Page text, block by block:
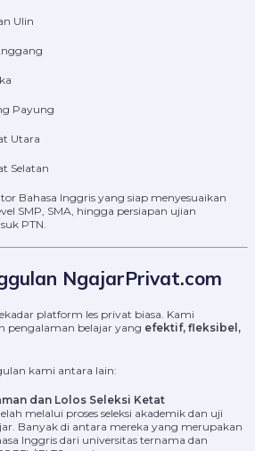
Ulin
Payung
Utara
Selatan
Bahasa Inggris yang siap menyesuaikan
SMP, SMA, hingga persiapan ujian
PTN.
NgajarPrivat.com
platform les privat biasa. Kami
pengalaman belajar yang efektif, fleksibel,
kami antara lain:
dan Lolos Seleksi Ketat
melalui proses seleksi akademik dan uji
Banyak di antara mereka yang merupakan
Inggris dari universitas ternama dan